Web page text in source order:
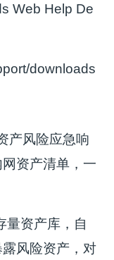
Web Help De
downloads
产风险应急响
资产清单，一
量资产库，自
风险资产，对